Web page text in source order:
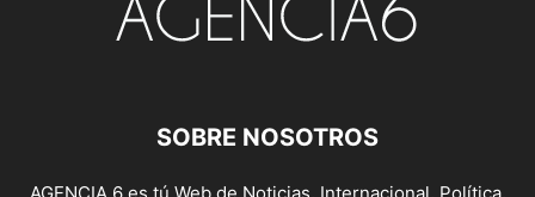
SOBRE NOSOTROS